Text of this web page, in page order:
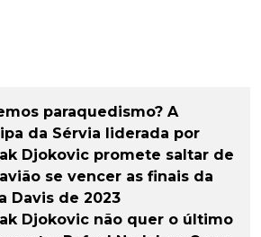
paraquedismo? A
da Sérvia liderada por
Djokovic promete saltar de
se vencer as finais da
Davis de 2023
Djokovic não quer o último